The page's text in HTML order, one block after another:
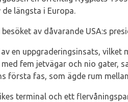
längsta i Europa.
av dåvarande USA:s
en uppgraderingsinsats,
fem jetvägar och nio gater,
första fas, som ägde rum
terminal och ett